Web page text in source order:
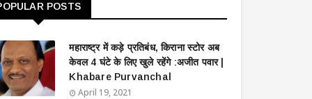
POSTS
महाराष्ट्र में कड़े प्रतिबंध, किराना स्टोर अब
केवल 4 घंटे के लिए खुले रहेंगे :अजीत पवार |
Khabare Purvanchal
April 19, 2021